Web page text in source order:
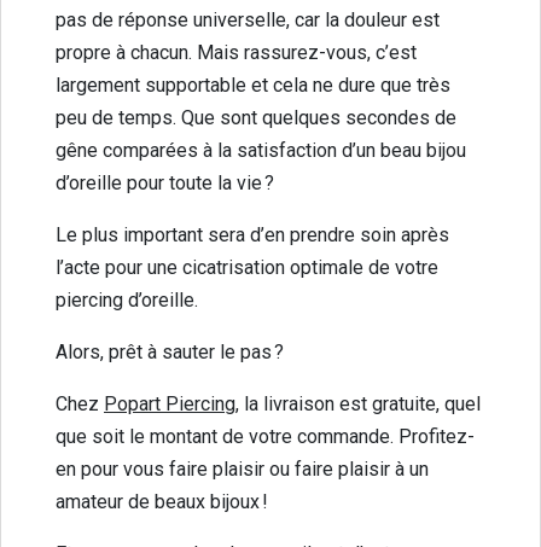
pas de réponse universelle, car la douleur est
propre à chacun. Mais rassurez-vous, c’est
largement supportable et cela ne dure que très
peu de temps. Que sont quelques secondes de
gêne comparées à la satisfaction d’un beau bijou
d’oreille pour toute la vie ?
Le plus important sera d’en prendre soin après
l’acte pour une cicatrisation optimale de votre
piercing d’oreille.
Alors, prêt à sauter le pas ?
Chez Popart Piercing, la livraison est gratuite, quel
que soit le montant de votre commande. Profitez-
en pour vous faire plaisir ou faire plaisir à un
amateur de beaux bijoux !